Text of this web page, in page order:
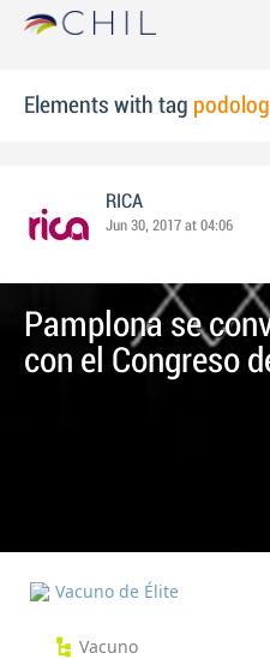
Elements with tag
RICA
Jun 30, 2017 at 04:06
Pamplona se
con el Congreso
Vacuno de Élite
Vacuno